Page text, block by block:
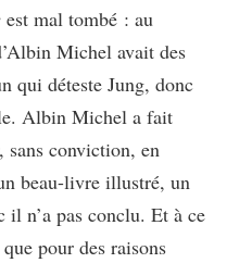
est mal tombé : au
Michel avait des
qui déteste Jung, donc
Albin Michel a fait
sans conviction, en
beau-livre illustré, un
il n’a pas conclu. Et à ce
pour des raisons